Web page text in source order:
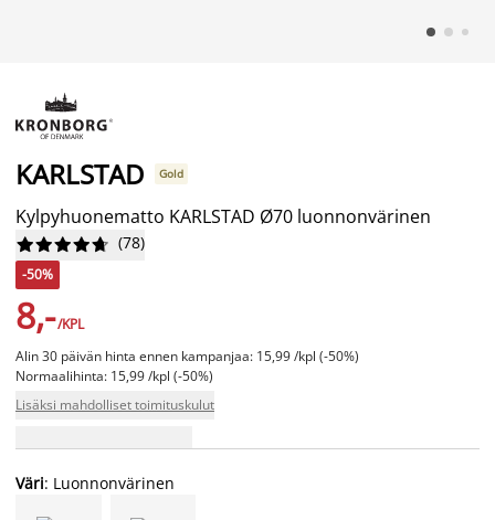
KARLSTAD Gold
Kylpyhuonematto KARLSTAD Ø70 luonnonvärinen





 (78)
-50%
8,-/KPL
Alin 30 päivän hinta ennen kampanjaa: 15,99 /kpl (-50%)
Normaalihinta: 15,99 /kpl (-50%)
Lisäksi mahdolliset toimituskulut
Väri: Luonnonvärinen